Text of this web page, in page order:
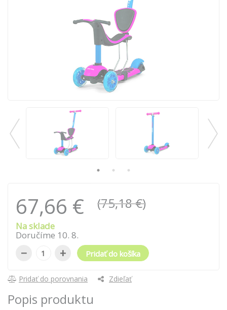
67,66 € (75,18 €)
Na sklade
Doručíme 10. 8.
− + Pridať do košíka
Pridať do porovnania Zdieľať
Popis produktu